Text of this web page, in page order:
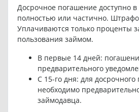
Досрочное погашение доступно
полностью или частично.
Уплачиваются только проценты
пользования займом.
В первые 14 дней:
предварительного
С 15-го дня: для
необходимо
займодавца.